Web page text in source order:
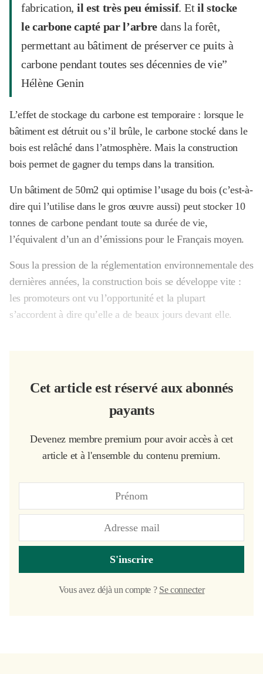
fabrication, il est très peu émissif. Et il stocke
le carbone capté par l’arbre dans la forêt,
permettant au bâtiment de préserver ce puits à
carbone pendant toutes ses décennies de vie”
Hélène Genin
L’effet de stockage du carbone est temporaire : lorsque le
bâtiment est détruit ou s’il brûle, le carbone stocké dans le
bois est relâché dans l’atmosphère. Mais la construction
bois permet de gagner du temps dans la transition.
Un bâtiment de 50m2 qui optimise l’usage du bois (c’est-à-
dire qui l’utilise dans le gros œuvre aussi) peut stocker 10
tonnes de carbone pendant toute sa durée de vie,
l’équivalent d’un an d’émissions pour le Français moyen.
Sous la pression de la réglementation environnementale des
dernières années, la construction bois se développe vite :
les promoteurs ont vu l’opportunité et la plupart
s’accordent à dire qu’elle a de beaux jours devant elle.
Cet article est réservé aux abonnés
payants
Devenez membre premium pour avoir accès à cet
article et à l'ensemble du contenu premium.
S'inscrire
Vous avez déjà un compte ? Se connecter